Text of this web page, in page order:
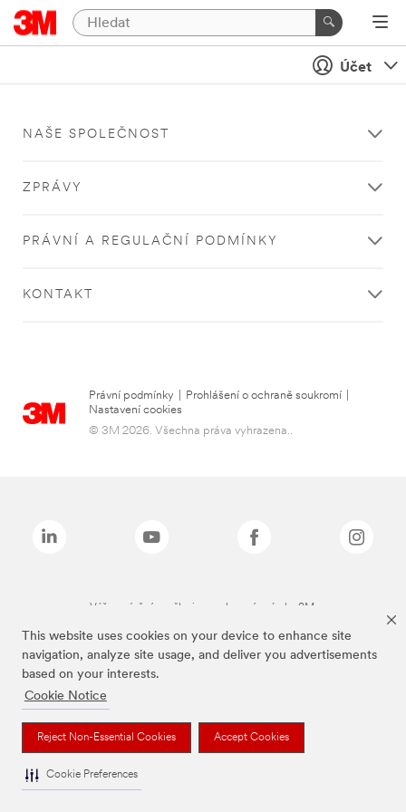
This website uses cookies on your device to enhance site
navigation, analyze site usage, and deliver you advertisements
based on your interests.
Cookie Notice
Reject Non-Essential Cookies Accept Cookies
Cookie Preferences
Účet
NAŠE SPOLEČNOST
ZPRÁVY
PRÁVNÍ A REGULAČNÍ PODMÍNKY
KONTAKT
Právní podmínky Prohlášení o ochraně soukromí
Nastavení cookies
© 3M 2026. Všechna práva vyhrazena..
Výše zmíněné značky jsou ochranné známky 3M.